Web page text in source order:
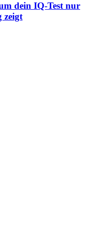
dein IQ-Test nur
zeigt